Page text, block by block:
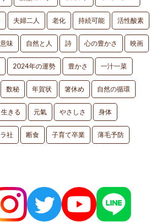
夫婦二人 老化 持続可能 活性酸素
味 自然と人 詩 心の豊かさ 映画
2024年の運勢 豊かさ 一汁一菜
数秘 年賀状 箸休め 自然の循環
生きる 元氣 やさしさ 身体
社 断食 子育て卒業 薄毛予防